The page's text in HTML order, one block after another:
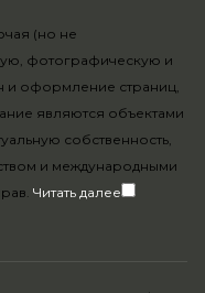
(но не
фотографическую и
и оформление страниц,
являются объектами
собственность,
и международными
Читать далее